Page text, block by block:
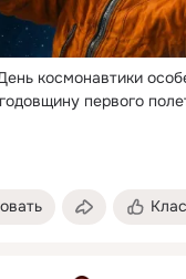
космонавтики
первого